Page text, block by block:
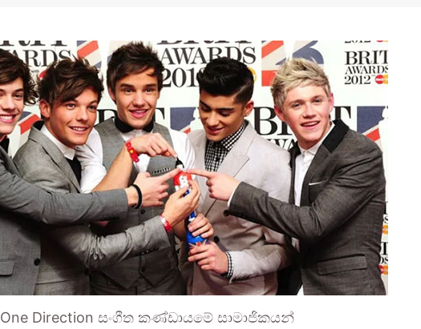
One Direction සංගීත කණ්ඩායමේ සාමාජිකයන්